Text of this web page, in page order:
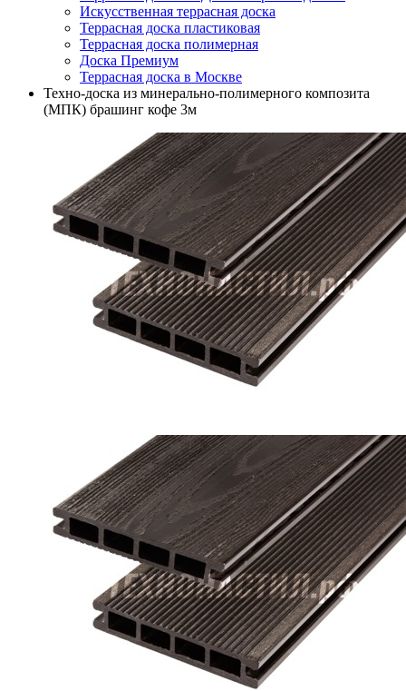
Искусственная террасная доска
Террасная доска пластиковая
Террасная доска полимерная
Доска Премиум
Террасная доска в Москве
Техно-доска из минерально-полимерного композита
(МПК) брашинг кофе 3м